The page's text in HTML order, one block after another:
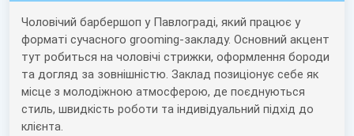
Чоловічий барбершоп у Павлограді, який працює у
форматі сучасного grooming-закладу. Основний акцент
тут робиться на чоловічі стрижки, оформлення бороди
та догляд за зовнішністю. Заклад позиціонує себе як
місце з молодіжною атмосферою, де поєднуються
стиль, швидкість роботи та індивідуальний підхід до
клієнта.